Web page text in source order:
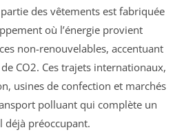
des vêtements est fabriquée
où l’énergie provient
non-renouvelables, accentuant
CO2. Ces trajets internationaux,
usines de confection et marchés
polluant qui complète un
préoccupant.